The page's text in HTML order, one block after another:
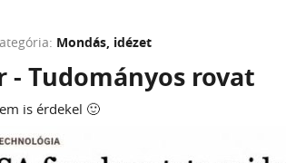
Mondás, idézet
- Tudományos rovat
is érdekel 🙂